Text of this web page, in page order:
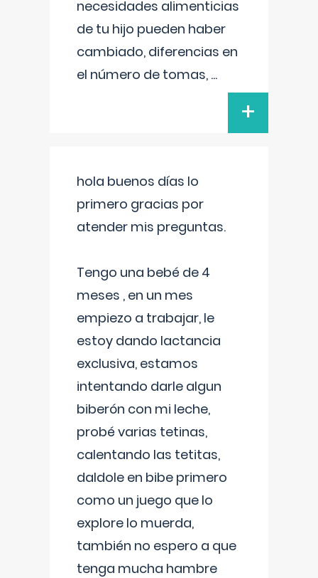
necesidades alimenticias
de tu hijo pueden haber
cambiado, diferencias en
el número de tomas, ...
+
hola buenos días lo
primero gracias por
atender mis preguntas.
Tengo una bebé de 4
meses , en un mes
empiezo a trabajar, le
estoy dando lactancia
exclusiva, estamos
intentando darle algun
biberón con mi leche,
probé varias tetinas,
calentando las tetitas,
daldole en bibe primero
como un juego que lo
explore lo muerda,
también no espero a que
tenga mucha hambre